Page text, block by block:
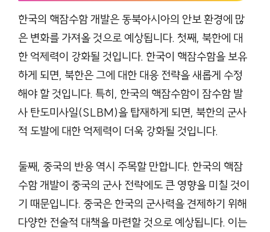
한국의 핵잠수함 개발은 동북아시아의 안보 환경에 많
은 변화를 가져올 것으로 예상됩니다. 첫째, 북한에 대
한 억제력이 강화될 것입니다. 한국이 핵잠수함을 보유
하게 되면, 북한은 그에 대한 대응 전략을 새롭게 수정
해야 할 것입니다. 특히, 한국의 핵잠수함이 잠수함 발
사 탄도미사일(SLBM)을 탑재하게 되면, 북한의 군사
적 도발에 대한 억제력이 더욱 강화될 것입니다.
둘째, 중국의 반응 역시 주목할 만합니다. 한국의 핵잠
수함 개발이 중국의 군사 전략에도 큰 영향을 미칠 것이
기 때문입니다. 중국은 한국의 군사력을 견제하기 위해
다양한 전술적 대책을 마련할 것으로 예상됩니다. 이는